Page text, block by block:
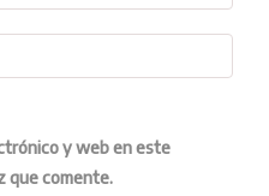
y web en este
que comente.